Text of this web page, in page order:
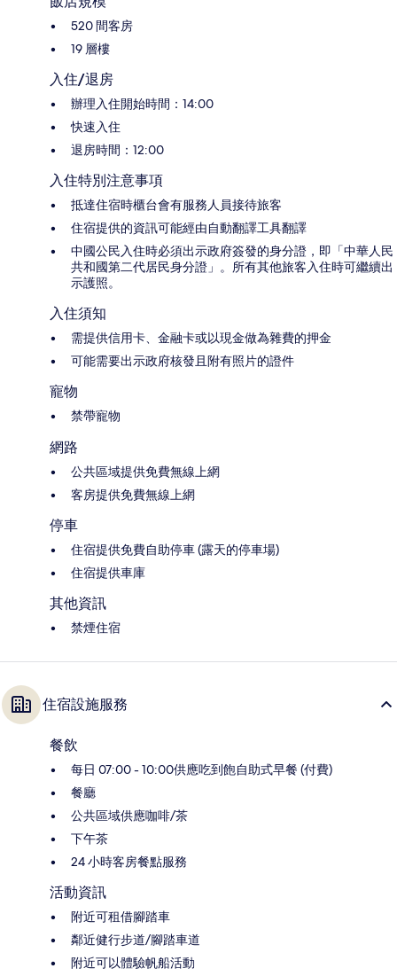
520 間客房
19 層樓
入住/退房
辦理入住開始時間：14:00
快速入住
退房時間：12:00
入住特別注意事項
抵達住宿時櫃台會有服務人員接待旅客
住宿提供的資訊可能經由自動翻譯工具翻譯
中國公民入住時必須出示政府簽發的身分證，即「中華人民
共和國第二代居民身分證」。所有其他旅客入住時可繼續出
示護照。
入住須知
需提供信用卡、金融卡或以現金做為雜費的押金
可能需要出示政府核發且附有照片的證件
寵物
禁帶寵物
網路
公共區域提供免費無線上網
客房提供免費無線上網
停車
住宿提供免費自助停車 (露天的停車場)
住宿提供車庫
其他資訊
禁煙住宿
住宿設施服務
餐飲
每日 07:00 - 10:00供應吃到飽自助式早餐 (付費)
餐廳
公共區域供應咖啡/茶
下午茶
24 小時客房餐點服務
活動資訊
附近可租借腳踏車
鄰近健行步道/腳踏車道
附近可以體驗帆船活動